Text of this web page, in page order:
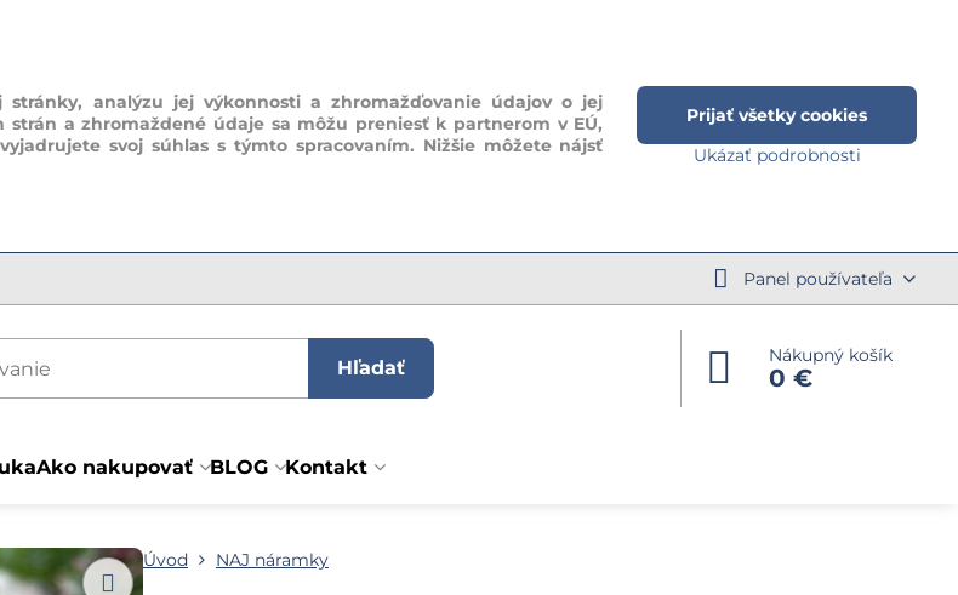
Panel používateľa
Hľadať
Nákupný košík
0 €
Ako nakupovať BLOG Kontakt
Úvod NAJ náramky
stránky, analýzu jej výkonnosti a zhromažďovanie údajov o jej
a zhromaždené údaje sa môžu preniesť k partnerom v EÚ,
svoj súhlas s týmto spracovaním. Nižšie môžete nájsť
Ukázať podrobnosti
Prijať všetky cookies